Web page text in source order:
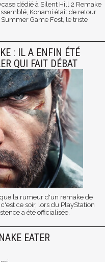
dédié à Silent Hill 2 Remake
Konami était de retour
Game Fest, le triste
: IL A ENFIN ÉTÉ
QUI FAIT DÉBAT
la rumeur d'un remake de
ce soir, lors du PlayStation
a été officialisée.
EATER